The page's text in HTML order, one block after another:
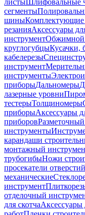
листыШлифовальные
сегменты
шиныКомплектующие
резанияАксессуары
инструментОбжимной
круглогубцыКусачки,
кабелерезы
инструмент
инструменты
приборыДальномеры
лазерные уровни
тестерыТолщиномеры
приборыАксессуары
приборов
инструменты
карандаши
монтажный
трубогибыНожи
просекатели отверстий
механические
инструмент
отделочный
для скотча